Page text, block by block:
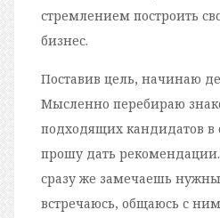
стремлением построить
бизнес.
Поставив цель, начинаю
Мысленно перебираю
подходящих кандидатов в
прошу дать
сразу же замечаешь
встречаюсь, общаюсь с